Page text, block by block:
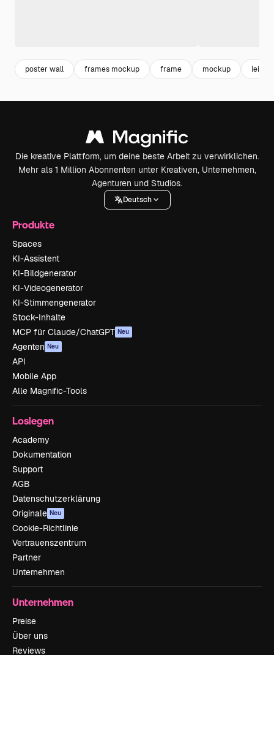
poster wall frames mockup frame mockup
Die kreative Plattform, um deine beste Arbeit zu verwirklichen.
Mehr als 1 Million Abonnenten unter Kreativen, Unternehmen,
Agenturen und Studios.
Deutsch
Produkte
Spaces
KI-Assistent
KI-Bildgenerator
KI-Videogenerator
KI-Stimmengenerator
Stock-Inhalte
MCP für Claude/ChatGPT Neu
Agenten Neu
API
Mobile App
Alle Magnific-Tools
Loslegen
Academy
Dokumentation
Support
AGB
Datenschutzerklärung
Originale Neu
Cookie-Richtlinie
Vertrauenszentrum
Partner
Unternehmen
Unternehmen
Preise
Über uns
Reviews